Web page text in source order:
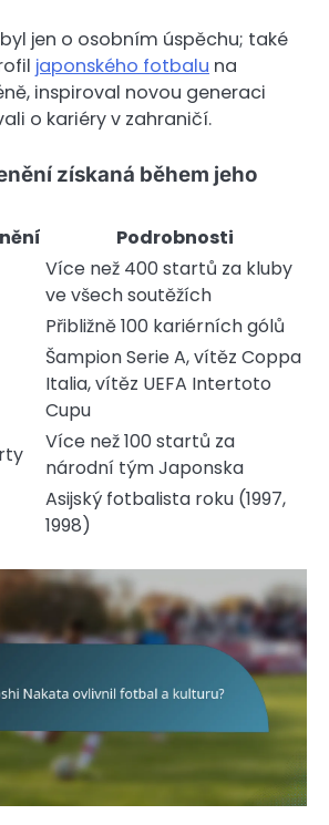
jen o osobním úspěchu; také
japonského fotbalu na
inspiroval novou generaci
o kariéry v zahraničí.
získaná během jeho
Podrobnosti
Více než 400 startů za kluby
ve všech soutěžích
Přibližně 100 kariérních gólů
Šampion Serie A, vítěz Coppa
Italia, vítěz UEFA Intertoto
Cupu
Více než 100 startů za
národní tým Japonska
Asijský fotbalista roku (1997,
1998)